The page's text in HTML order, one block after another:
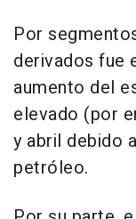
Por
derivados fue
aumento del
elevado (por
y abril debido
petróleo.